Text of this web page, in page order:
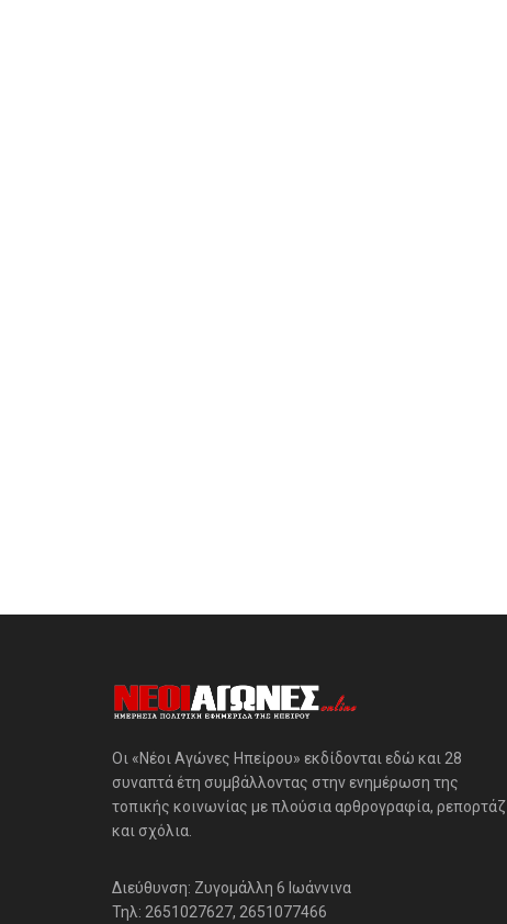
Οι «Νέοι Αγώνες Ηπείρου» εκδίδονται εδώ και 28
συναπτά έτη συμβάλλοντας στην ενημέρωση της
τοπικής κοινωνίας με πλούσια αρθρογραφία, ρεπορτάζ
και σχόλια.
Διεύθυνση: Ζυγομάλλη 6 Ιωάννινα
Τηλ: 2651027627, 2651077466